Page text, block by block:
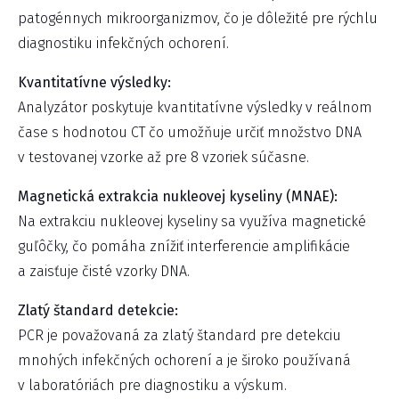
patogénnych mikroorganizmov, čo je dôležité pre rýchlu
diagnostiku infekčných ochorení.
Kvantitatívne výsledky:
Analyzátor poskytuje kvantitatívne výsledky v reálnom
čase s hodnotou CT čo umožňuje určiť množstvo DNA
v testovanej vzorke až pre 8 vzoriek súčasne.
Magnetická extrakcia nukleovej kyseliny (MNAE):
Na extrakciu nukleovej kyseliny sa využíva magnetické
guľôčky, čo pomáha znížiť interferencie amplifikácie
a zaisťuje čisté vzorky DNA.
Zlatý štandard detekcie:
PCR je považovaná za zlatý štandard pre detekciu
mnohých infekčných ochorení a je široko používaná
v laboratóriách pre diagnostiku a výskum.